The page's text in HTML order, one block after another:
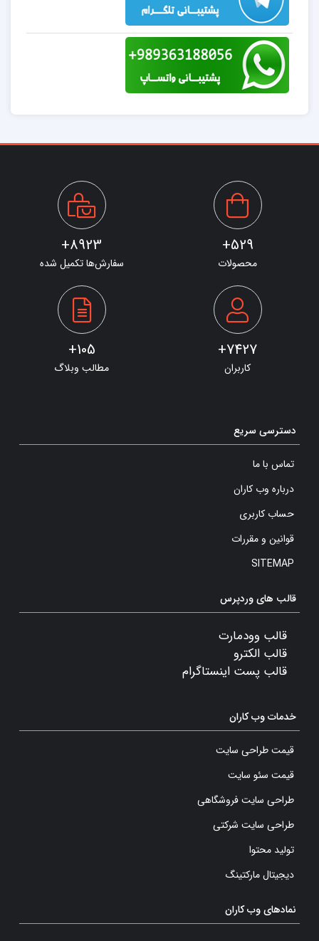
529+
محصولات
8923+
سفارش‌ها تکمیل شده
7427+
کاربران
105+
مطالب وبلاگ
دسترسی سریع
تماس با ما
درباره وب کاران
حساب کاربری
قوانین و مقررات
SITEMAP
قالب های وردپرس
قالب وودمارت
قالب الکترو
قالب پست اینستاگرام
خدمات وب کاران
قیمت طراحی سایت
قیمت سئو سایت
طراحی سایت فروشگاهی
طراحی سایت شرکتی
تولید محتوا
دیجیتال مارکتینگ
نمادهای وب کاران